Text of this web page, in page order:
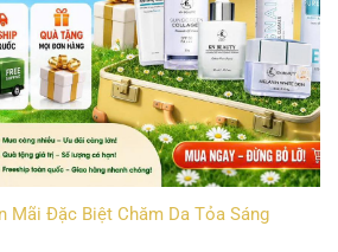
Mãi Đặc Biệt Chăm Da Tỏa Sáng